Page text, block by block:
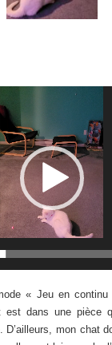
« Jeu en continu
est dans une pièce
D’ailleurs, mon chat